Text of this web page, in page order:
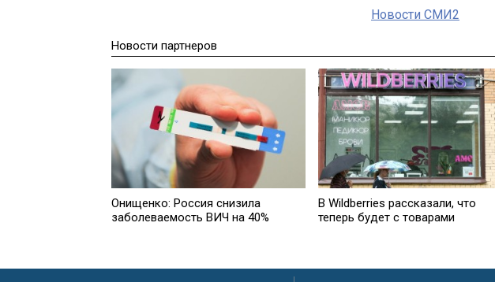
Новости СМИ2
Новости партнеров
Онищенко: Россия снизила
заболеваемость ВИЧ на 40%
В Wildberries рассказали, что
теперь будет с товарами